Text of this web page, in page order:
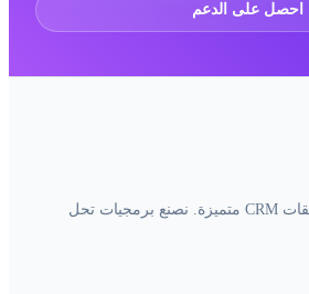
احصل على الدعم
وحدات وإضافات وملحقات CRM متميزة. نصنع برمجيات تحل